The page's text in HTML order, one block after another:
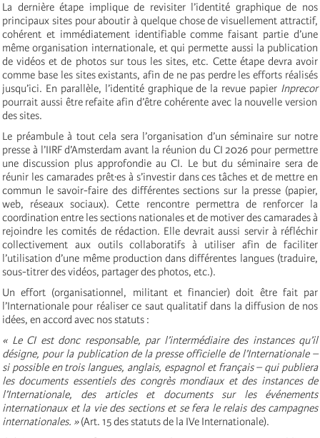
La dernière étape implique de revisiter l’identité graphique de nos
principaux sites pour aboutir à quelque chose de visuellement attractif,
cohérent et immédiatement identifiable comme faisant partie d’une
même organisation internationale, et qui permette aussi la publication
de vidéos et de photos sur tous les sites, etc. Cette étape devra avoir
comme base les sites existants, afin de ne pas perdre les efforts réalisés
jusqu’ici. En parallèle, l’identité graphique de la revue papier Inprecor
pourrait aussi être refaite afin d’être cohérente avec la nouvelle version
des sites.
Le préambule à tout cela sera l’organisation d’un séminaire sur notre
presse à l’IIRF d’Amsterdam avant la réunion du CI 2026 pour permettre
une discussion plus approfondie au CI. Le but du séminaire sera de
réunir les camarades prêt·es à s’investir dans ces tâches et de mettre en
commun le savoir-faire des différentes sections sur la presse (papier,
web, réseaux sociaux). Cette rencontre permettra de renforcer la
coordination entre les sections nationales et de motiver des camarades à
rejoindre les comités de rédaction. Elle devrait aussi servir à réfléchir
collectivement aux outils collaboratifs à utiliser afin de faciliter
l’utilisation d’une même production dans différentes langues (traduire,
sous-titrer des vidéos, partager des photos, etc.).
Un effort (organisationnel, militant et financier) doit être fait par
l’Internationale pour réaliser ce saut qualitatif dans la diffusion de nos
idées, en accord avec nos statuts :
« Le CI est donc responsable, par l’intermédiaire des instances qu’il
désigne, pour la publication de la presse officielle de l’Internationale –
si possible en trois langues, anglais, espagnol et français – qui publiera
les documents essentiels des congrès mondiaux et des instances de
l’Internationale, des articles et documents sur les événements
internationaux et la vie des sections et se fera le relais des campagnes
internationales. »(Art. 15 des statuts de la IVe Internationale).